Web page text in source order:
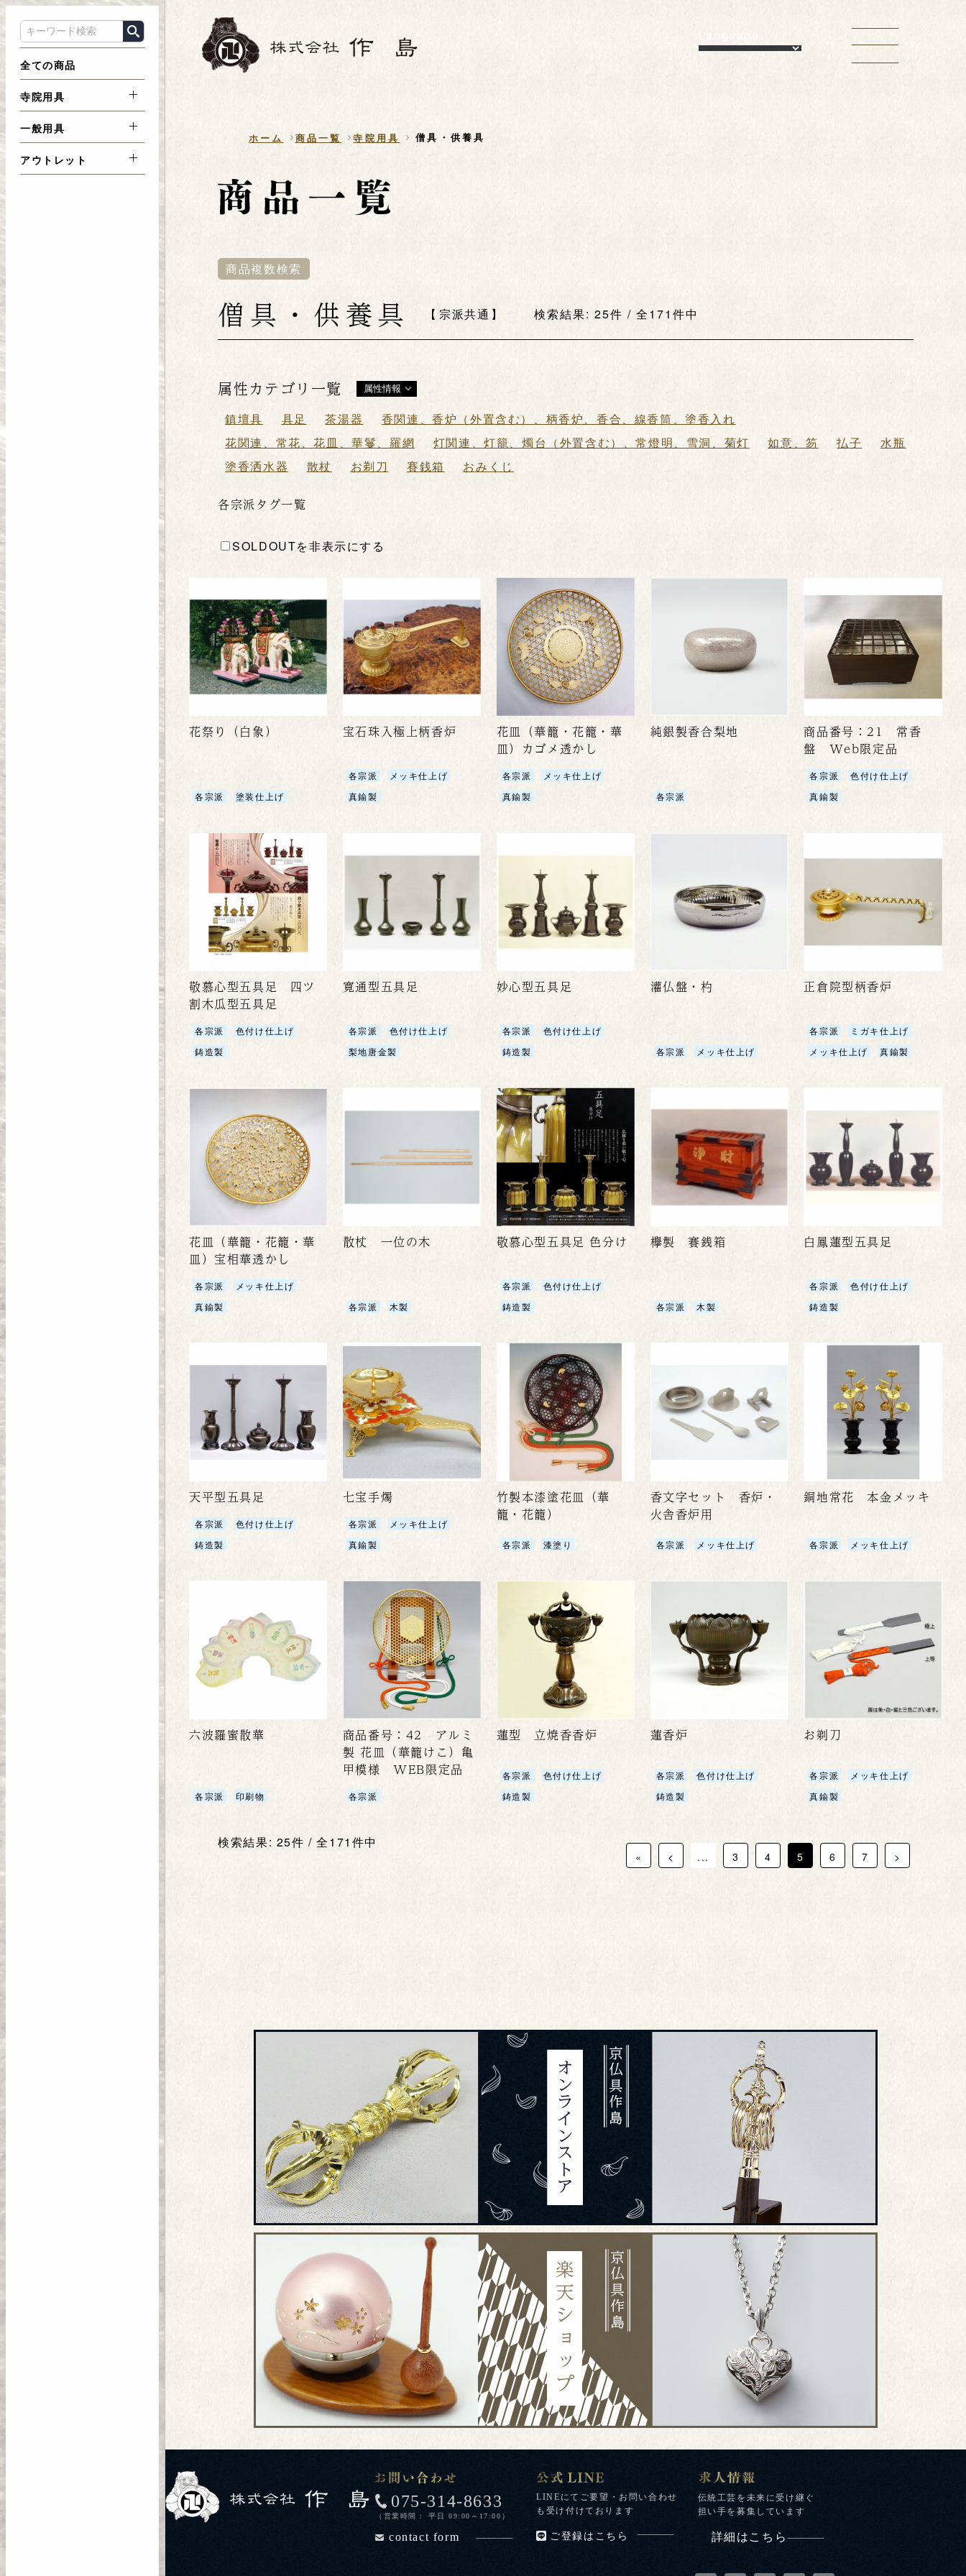
全ての商品
寺院用具
一般用具
アウトレット
Language
ホーム 商品一覧 寺院用具 僧具・供養具
商品複数検索
僧具・供養具 宗派共通 検索結果: 25件 / 全171件中
属性カテゴリ一覧 属性情報
鎮壇具 具足 茶湯器
香関連、香炉（外置含む）、柄香炉、香合、線香筒、塗香入れ
花関連、常花、花皿、華鬘、羅網
灯関連、灯籠、燭台（外置含む）、常燈明、雪洞、菊灯 如意、笏 払子
水瓶
塗香洒水器
散杖 お剃刀 賽銭箱 おみくじ
各宗派タグ一覧
SOLDOUTを非表示にする
花祭り（白象）
各宗派 塗装仕上げ
宝石珠入極上柄香炉
各宗派
メッキ仕上げ
真鍮製
花皿（華籠・花籠・華
皿）カゴメ透かし
各宗派
メッキ仕上げ
真鍮製
純銀製香合梨地
各宗派
商品番号：21 常香
盤 Web限定品
各宗派
色付け仕上げ
真鍮製
敬慕心型五具足 四ツ
割木瓜型五具足
各宗派
色付け仕上げ
鋳造製
寛通型五具足
各宗派
色付け仕上げ
梨地唐金製
妙心型五具足
各宗派
色付け仕上げ
鋳造製
灌仏盤・杓
各宗派 メッキ仕上げ
正倉院型柄香炉
各宗派
ミガキ仕上げ
メッキ仕上げ
真鍮製
花皿（華籠・花籠・華
皿）宝相華透かし
各宗派
メッキ仕上げ
真鍮製
散杖 一位の木
各宗派 木製
敬慕心型五具足 色分け
各宗派
色付け仕上げ
鋳造製
欅製 賽銭箱
各宗派 木製
白鳳蓮型五具足
各宗派
色付け仕上げ
鋳造製
天平型五具足
各宗派
色付け仕上げ
鋳造製
七宝手燭
各宗派
メッキ仕上げ
真鍮製
竹製本漆塗花皿（華
籠・花籠）
各宗派 漆塗り
香文字セット 香炉・
火舎香炉用
各宗派 メッキ仕上げ
銅地常花 本金メッキ
各宗派 メッキ仕上げ
六波羅蜜散華
各宗派 印刷物
商品番号：42 アルミ
製 花皿（華籠けこ）亀
甲模様 WEB限定品
各宗派
蓮型 立焼香香炉
各宗派
色付け仕上げ
鋳造製
蓮香炉
各宗派
色付け仕上げ
鋳造製
お剃刀
各宗派
メッキ仕上げ
真鍮製
検索結果: 25件 / 全171件中
« < ... 3 4 5 6 7 >
075-314-8633
（営業時間： 平日 09:00～17:00）
contact form
LINEにてご要望・お問い合わせ
も受け付けております
ご登録はこちら
伝統工芸を未来に受け継ぐ
担い手を募集しています
詳細はこちら